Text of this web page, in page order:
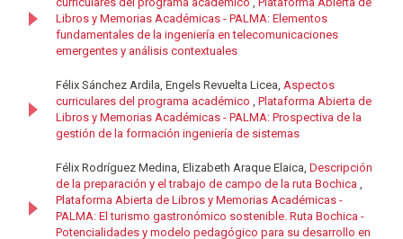
Libros y Memorias Académicas - PALMA: Elementos
fundamentales de la ingeniería en telecomunicaciones
emergentes y análisis contextuales
Félix Sánchez Ardila, Engels Revuelta Licea, Aspectos
curriculares del programa académico , Plataforma Abierta de
Libros y Memorias Académicas - PALMA: Prospectiva de la
gestión de la formación ingeniería de sistemas
Félix Rodríguez Medina, Elizabeth Araque Elaica, Descripción
de la preparación y el trabajo de campo de la ruta Bochica ,
Plataforma Abierta de Libros y Memorias Académicas -
PALMA: El turismo gastronómico sostenible. Ruta Bochica -
Potencialidades y modelo pedagógico para su desarrollo en